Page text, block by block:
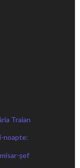
Traian
noapte:
șef